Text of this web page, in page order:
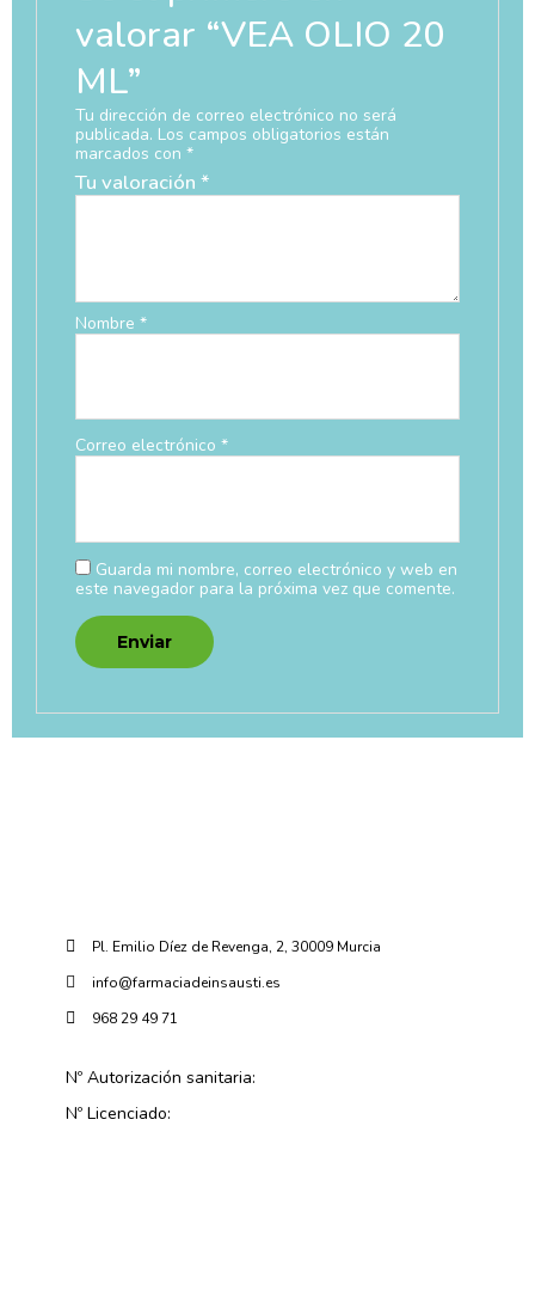
valorar “VEA OLIO 20
ML”
Tu dirección de correo electrónico no será
publicada. Los campos obligatorios están
marcados con *
Tu valoración *
Nombre *
Correo electrónico *
Guarda mi nombre, correo electrónico y web en
este navegador para la próxima vez que comente.
Pl. Emilio Díez de Revenga, 2, 30009 Murcia
info@farmaciadeinsausti.es
968 29 49 71
Nº Autorización sanitaria:
Nº Licenciado: